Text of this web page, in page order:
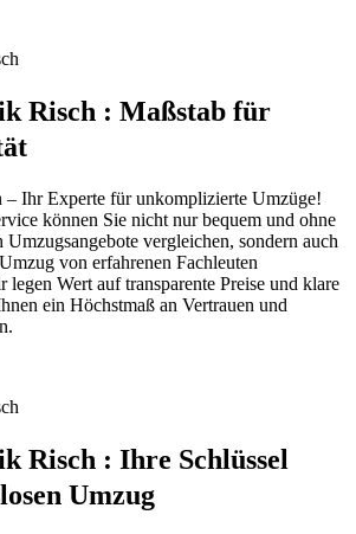
Risch : Maßstab für
– Ihr Experte für unkomplizierte Umzüge!
können Sie nicht nur bequem und ohne
vergleichen, sondern auch
von erfahrenen Fachleuten
Wert auf transparente Preise und klare
ein Höchstmaß an Vertrauen und
Risch : Ihre Schlüssel
Umzug